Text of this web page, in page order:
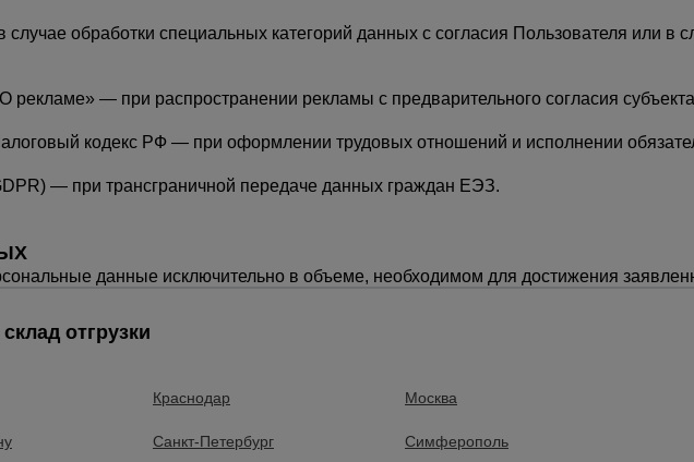
обработки специальных категорий данных с согласия Пользователя или в
— при распространении рекламы с предварительного согласия
кодекс РФ — при оформлении трудовых отношений и исполнении
— при трансграничной передаче данных граждан ЕЭЗ.
данные исключительно в объеме, необходимом для достижения
отгрузки
Краснодар Москва
Санкт-Петербург Симферополь